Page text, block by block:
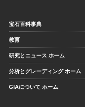
宝石百科事典
教育
研究とニュース ホーム
分析とグレーディング ホーム
GIAについて ホーム